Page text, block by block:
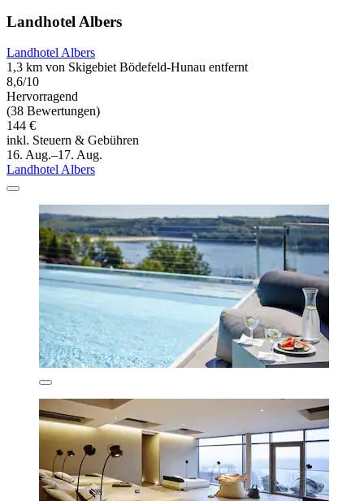
Landhotel Albers
Landhotel Albers
1,3 km von Skigebiet Bödefeld-Hunau entfernt
8,6/10
Hervorragend
(38 Bewertungen)
144 €
inkl. Steuern & Gebühren
16. Aug.–17. Aug.
Landhotel Albers